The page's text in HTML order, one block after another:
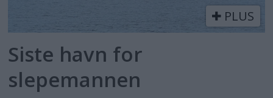
PLUS
Siste havn for
slepemannen